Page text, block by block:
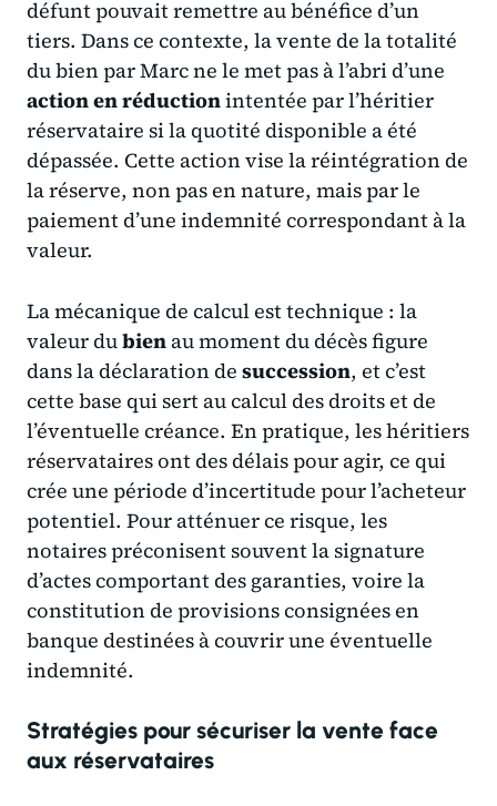
défunt pouvait remettre au bénéfice d’un
tiers. Dans ce contexte, la vente de la totalité
du bien par Marc ne le met pas à l’abri d’une
action en réductionintentée par l’héritier
réservataire si la quotité disponible a été
dépassée. Cette action vise la réintégration de
la réserve, non pas en nature, mais par le
paiement d’une indemnité correspondant à la
valeur.
La mécanique de calcul est technique : la
valeur dubien au moment du décès figure
dans la déclaration de succession, et c’est
cette base qui sert au calcul des droits et de
l’éventuelle créance. En pratique, les héritiers
réservataires ont des délais pour agir, ce qui
crée une période d’incertitude pour l’acheteur
potentiel. Pour atténuer ce risque, les
notaires préconisent souvent la signature
d’actes comportant des garanties, voire la
constitution de provisions consignées en
banque destinées à couvrir une éventuelle
indemnité.
Stratégies pour sécuriser la vente face
aux réservataires